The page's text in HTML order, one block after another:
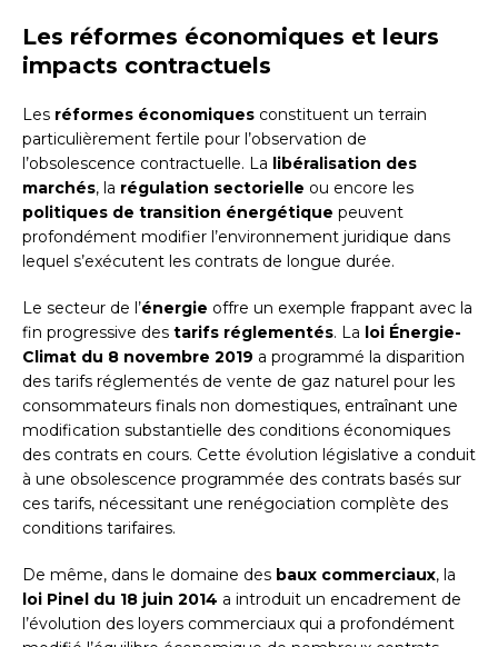
Les réformes économiques et leurs
impacts contractuels
Les réformes économiques constituent un terrain
particulièrement fertile pour l’observation de
l’obsolescence contractuelle. La libéralisation des
marchés, la régulation sectorielle ou encore les
politiques de transition énergétique peuvent
profondément modifier l’environnement juridique dans
lequel s’exécutent les contrats de longue durée.
Le secteur de l’énergie offre un exemple frappant avec la
fin progressive des tarifs réglementés. La loi Énergie-
Climat du 8 novembre 2019 a programmé la disparition
des tarifs réglementés de vente de gaz naturel pour les
consommateurs finals non domestiques, entraînant une
modification substantielle des conditions économiques
des contrats en cours. Cette évolution législative a conduit
à une obsolescence programmée des contrats basés sur
ces tarifs, nécessitant une renégociation complète des
conditions tarifaires.
De même, dans le domaine des baux commerciaux, la
loi Pinel du 18 juin 2014 a introduit un encadrement de
l’évolution des loyers commerciaux qui a profondément